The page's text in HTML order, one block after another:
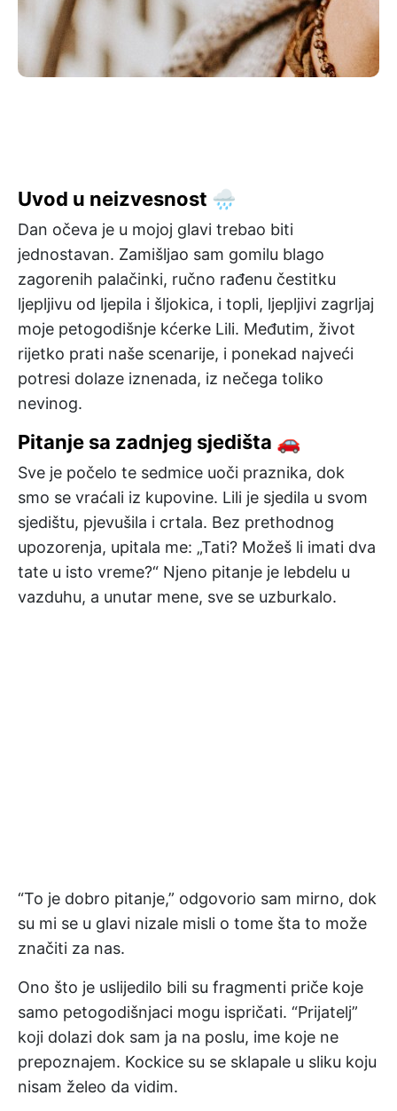
Uvod u neizvesnost 🌧️
Dan očeva je u mojoj glavi trebao biti
jednostavan. Zamišljao sam gomilu blago
zagorenih palačinki, ručno rađenu čestitku
ljepljivu od ljepila i šljokica, i topli, ljepljivi zagrljaj
moje petogodišnje kćerke Lili. Međutim, život
rijetko prati naše scenarije, i ponekad najveći
potresi dolaze iznenada, iz nečega toliko
nevinog.
Pitanje sa zadnjeg sjedišta 🚗
Sve je počelo te sedmice uoči praznika, dok
smo se vraćali iz kupovine. Lili je sjedila u svom
sjedištu, pjevušila i crtala. Bez prethodnog
upozorenja, upitala me: „Tati? Možeš li imati dva
tate u isto vreme?“ Njeno pitanje je lebdelu u
vazduhu, a unutar mene, sve se uzburkalo.
“To je dobro pitanje,” odgovorio sam mirno, dok
su mi se u glavi nizale misli o tome šta to može
značiti za nas.
Ono što je uslijedilo bili su fragmenti priče koje
samo petogodišnjaci mogu ispričati. “Prijatelj”
koji dolazi dok sam ja na poslu, ime koje ne
prepoznajem. Kockice su se sklapale u sliku koju
nisam želeo da vidim.